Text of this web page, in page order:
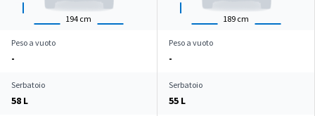
194 cm 189 cm
Peso a vuoto
-
Peso a vuoto
-
Serbatoio
58 L
Serbatoio
55 L